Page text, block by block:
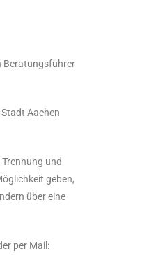
Beratungsführer
Aachen
und
geben,
über eine
per Mail: